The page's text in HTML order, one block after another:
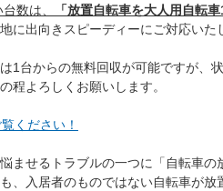
数は、 「放置自転車を大人用自転車
に出向きスピーディーにご対応いた
1台からの無料回収が可能ですが、
程よろしくお願いします。
ください！
ませるトラブルの一つに「自転車
、入居者のものではない自転車が放